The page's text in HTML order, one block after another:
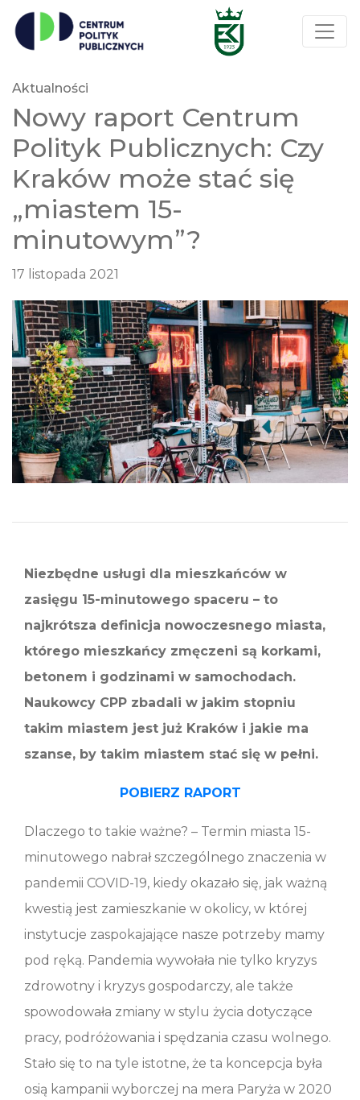
Aktualności
Nowy raport Centrum
Polityk Publicznych: Czy
Kraków może stać się
„miastem 15-
minutowym”?
17 listopada 2021
Niezbędne usługi dla mieszkańców w
zasięgu 15-minutowego spaceru – to
najkrótsza definicja nowoczesnego miasta,
którego mieszkańcy zmęczeni są korkami,
betonem i godzinami w samochodach.
Naukowcy CPP zbadali w jakim stopniu
takim miastem jest już Kraków i jakie ma
szanse, by takim miastem stać się w pełni.
POBIERZ RAPORT
Dlaczego to takie ważne? – Termin miasta 15-
minutowego nabrał szczególnego znaczenia w
pandemii COVID-19, kiedy okazało się, jak ważną
kwestią jest zamieszkanie w okolicy, w której
instytucje zaspokajające nasze potrzeby mamy
pod ręką. Pandemia wywołała nie tylko kryzys
zdrowotny i kryzys gospodarczy, ale także
spowodowała zmiany w stylu życia dotyczące
pracy, podróżowania i spędzania czasu wolnego.
Stało się to na tyle istotne, że ta koncepcja była
osią kampanii wyborczej na mera Paryża w 2020